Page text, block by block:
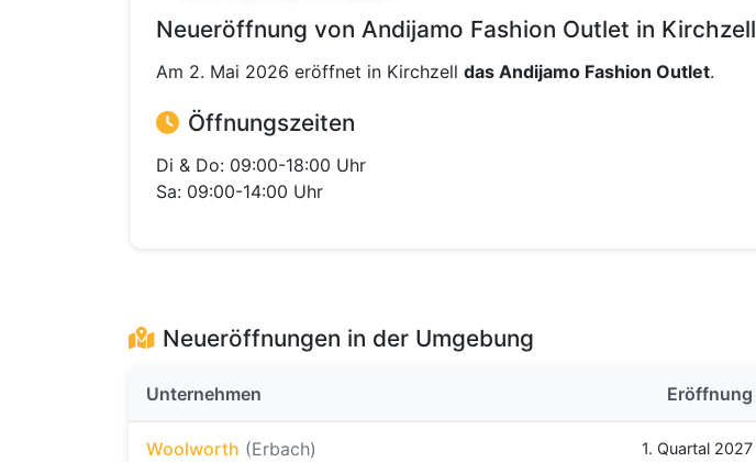
Neueröffnung von Andijamo Fashion Outlet in Kirchzell
Am 2. Mai 2026 eröffnet in Kirchzell das Andijamo Fashion Outlet.
Öffnungszeiten
Di & Do: 09:00-18:00 Uhr
Sa: 09:00-14:00 Uhr
Neueröffnungen in der Umgebung
Unternehmen Eröffnung
Woolworth (Erbach) 1. Quartal 2027